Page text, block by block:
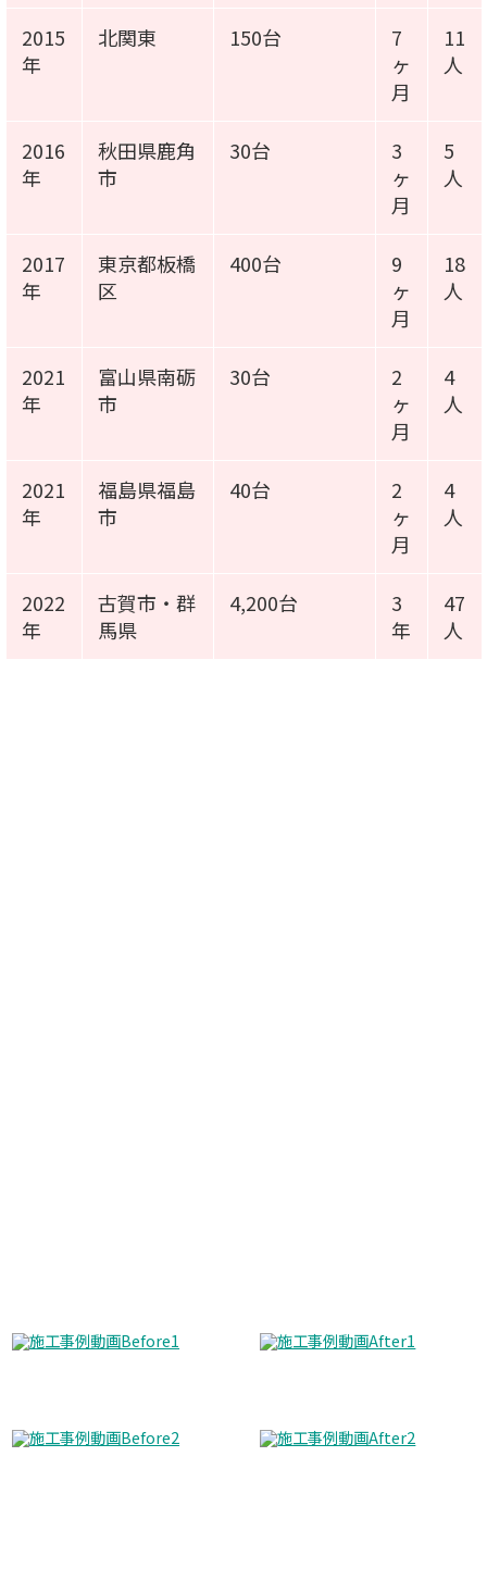
2015
年
北関東 150台
7
ヶ
月
11
人
2016
年
秋田県鹿角
市
30台
3
ヶ
月
5
人
2017
年
東京都板橋
区
400台
9
ヶ
月
18
人
2021
年
富山県南砺
市
30台
2
ヶ
月
4
人
2021
年
福島県福島
市
40台
2
ヶ
月
4
人
2022
年
古賀市・群
馬県
4,200台
3
年
47
人